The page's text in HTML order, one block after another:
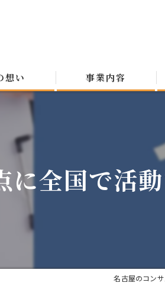
想い 事業内容
に全国で活
名古屋のコン